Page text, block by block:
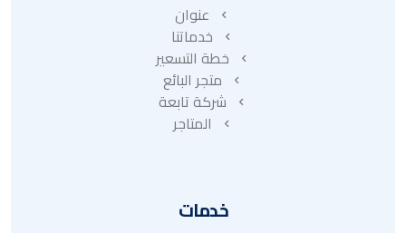
عنوان
خدماتنا
خطة التسعير
متجر البائع
شركة تابعة
المتاجر
خدمات